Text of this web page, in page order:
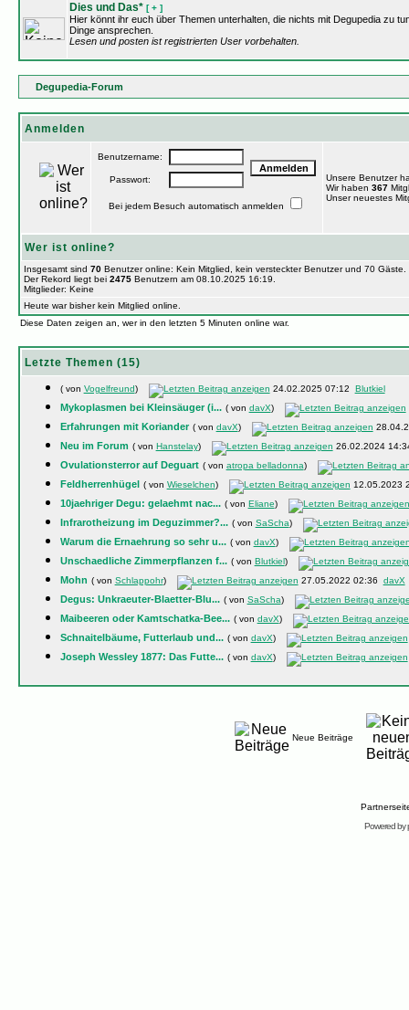
Dies und Das* [ + ]
Hier könnt ihr euch über Themen unterhalten, die nichts mit Degupedia zu
Dinge ansprechen.
Lesen und posten ist registrierten User vorbehalten.
Degupedia-Forum
Anmelden
Benutzername:
Passwort:
Bei jedem Besuch automatisch anmelden
Unsere Benutzer
Wir haben 367
Unser neuestes
Wer ist online?
Insgesamt sind 70Benutzer online: Kein Mitglied, kein versteckter Benutzer und 70
Der Rekord liegt bei 2475Benutzern am 08.10.2025 16:19.
Mitglieder: Keine
Heute war bisher kein Mitglied online.
Diese Daten zeigen an, wer in den letzten 5 Minuten online war.
Letzte Themen (15)
( von Vogelfreund) 24.02.2025 07:12 Blutkiel
Mykoplasmen bei Kleinsäuger (i... ( von davX)
Erfahrungen mit Koriander ( von davX)
Neu im Forum ( von Hanstelay) 26.02.2024
Ovulationsterror auf Deguart ( von atropa belladonna)
Feldherrenhügel ( von Wieselchen) 12.05.2023
10jaehriger Degu: gelaehmt nac... ( von Eliane)
Infrarotheizung im Deguzimmer?... ( von SaScha)
Warum die Ernaehrung so sehr u... ( von davX)
Unschaedliche Zimmerpflanzen f... ( von Blutkiel)
Mohn ( von Schlappohr) 27.05.2022 02:36 davX
Degus: Unkraeuter-Blaetter-Blu... ( von SaScha)
Maibeeren oder Kamtschatka-Bee... ( von davX)
Schnaitelbäume, Futterlaub und... ( von davX)
Joseph Wessley 1877: Das Futte... ( von davX)
Neue Beiträge
Powered by